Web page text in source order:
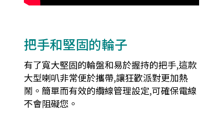
把手和堅固的輪子
有了寬大堅固的輪盤和易於握持的把手,這款
大型喇叭非常便於攜帶,讓狂歡派對更加熱
鬧。簡單而有效的纜線管理設定,可確保電線
不會阻礙您。